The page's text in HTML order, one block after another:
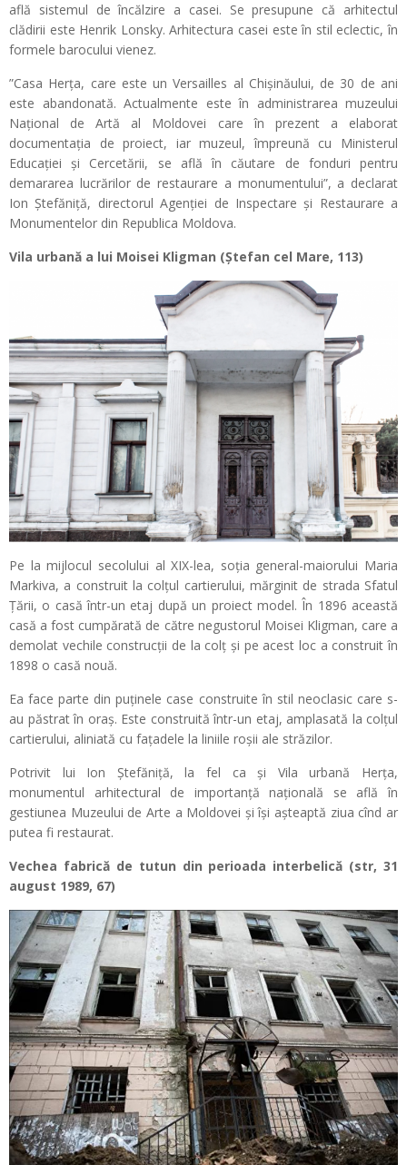
află sistemul de încălzire a casei. Se presupune că arhitectul
clădirii este Henrik Lonsky. Arhitectura casei este în stil eclectic, în
formele barocului vienez.
”Casa Herța, care este un Versailles al Chișinăului, de 30 de ani
este abandonată. Actualmente este în administrarea muzeului
Național de Artă al Moldovei care în prezent a elaborat
documentația de proiect, iar muzeul, împreună cu Ministerul
Educației și Cercetării, se află în căutare de fonduri pentru
demararea lucrărilor de restaurare a monumentului”, a declarat
Ion Ștefăniță, directorul Agenției de Inspectare și Restaurare a
Monumentelor din Republica Moldova.
Vila urbană a lui Moisei Kligman (Ştefan cel Mare, 113)
Pe la mijlocul secolului al XIX-lea, soţia general-maiorului Maria
Markiva, a construit la colţul cartierului, mărginit de strada Sfatul
Ţării, o casă într-un etaj după un proiect model. În 1896 această
casă a fost cumpărată de către negustorul Moisei Kligman, care a
demolat vechile construcţii de la colţ şi pe acest loc a construit în
1898 o casă nouă.
Ea face parte din puţinele case construite în stil neoclasic care s-
au păstrat în oraş. Este construită într-un etaj, amplasată la colţul
cartierului, aliniată cu faţadele la liniile roşii ale străzilor.
Potrivit lui Ion Ștefăniță, la fel ca și Vila urbană Herța,
monumentul arhitectural de importanță națională se află în
gestiunea Muzeului de Arte a Moldovei și își așteaptă ziua cînd ar
putea fi restaurat.
Vechea fabrică de tutun din perioada interbelică (str, 31
august 1989, 67)